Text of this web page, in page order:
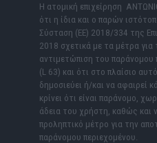
Η ατομική επιχείρηση
ότι η ίδια και ο παρών
Σύσταση (ΕΕ) 2018/334 της
2018 σχετικά με τα μέτρα για
αντιμετώπιση του παράνομου
(L 63) και ότι στο πλαίσιο
δημοσιεύει ή/και να αφαιρεί
κρίνει ότι είναι παράνομο,
άδεια του χρήστη, καθώς και
προληπτικό μέτρο για την
παράνομου περιεχομένου.